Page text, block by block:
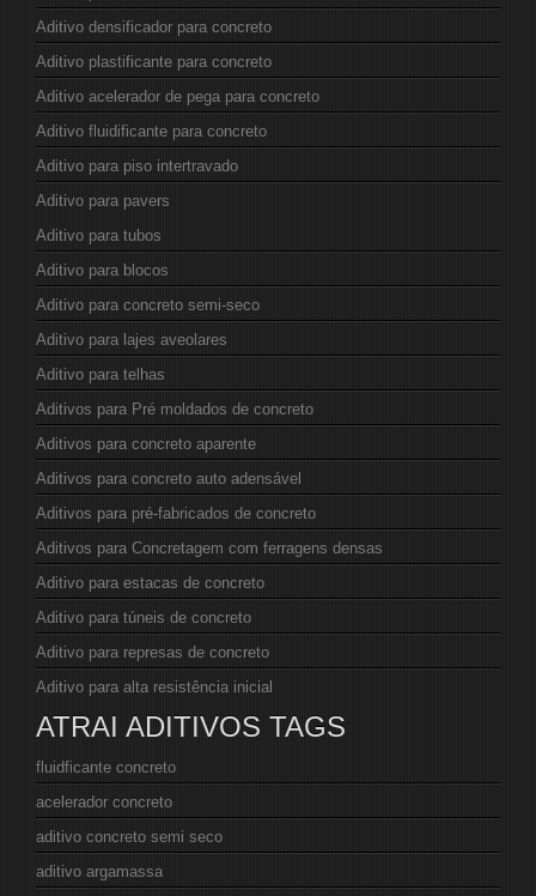
Aditivo densificador para concreto
Aditivo plastificante para concreto
Aditivo acelerador de pega para concreto
Aditivo fluidificante para concreto
Aditivo para piso intertravado
Aditivo para pavers
Aditivo para tubos
Aditivo para blocos
Aditivo para concreto semi-seco
Aditivo para lajes aveolares
Aditivo para telhas
Aditivos para Pré moldados de concreto
Aditivos para concreto aparente
Aditivos para concreto auto adensável
Aditivos para pré-fabricados de concreto
Aditivos para Concretagem com ferragens densas
Aditivo para estacas de concreto
Aditivo para túneis de concreto
Aditivo para represas de concreto
Aditivo para alta resistência inicial
ATRAI ADITIVOS TAGS
fluidficante concreto
acelerador concreto
aditivo concreto semi seco
aditivo argamassa